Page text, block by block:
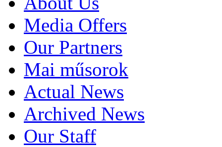
Media Offers
Our Partners
Mai műsorok
Actual News
Archived News
Our Staff